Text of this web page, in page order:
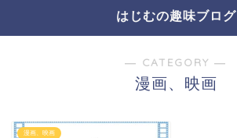
はじむの趣味ブログ
― CATEGORY ―
漫画、映画
漫画、映画